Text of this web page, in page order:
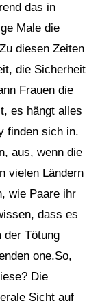
das in
Male die
diesen Zeiten
die Sicherheit
Frauen die
es hängt alles
finden sich in.
aus, wenn die
vielen Ländern
wie Paare ihr
dass es
der Tötung
one.So,
Die
Sicht auf